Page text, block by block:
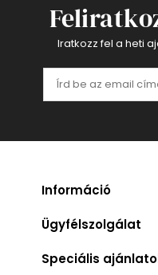
Iratkozz fel a heti
Információ
Ügyfélszolgálat
Speciális